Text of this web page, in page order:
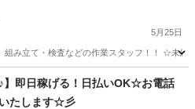
5月25日
組み立て・検査などの作業スタッフ！！
♪】即日稼げる！日払いOK☆お電話
たします☆彡